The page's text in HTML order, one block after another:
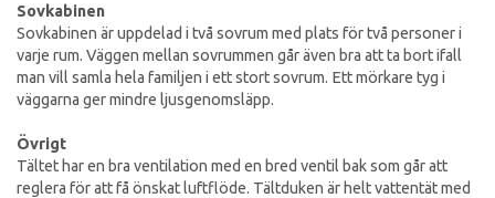
Sovkabinen
Sovkabinen är uppdelad i två sovrum med plats för två personer i
varje rum. Väggen mellan sovrummen går även bra att ta bort ifall
man vill samla hela familjen i ett stort sovrum. Ett mörkare tyg i
väggarna ger mindre ljusgenomsläpp.
Övrigt
Tältet har en bra ventilation med en bred ventil bak som går att
reglera för att få önskat luftflöde. Tältduken är helt vattentät med